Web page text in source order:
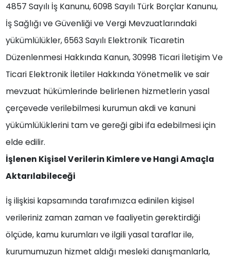
4857 Sayılı İş Kanunu, 6098 Sayılı Türk Borçlar Kanunu,
İş Sağlığı ve Güvenliği ve Vergi Mevzuatlarındaki
yükümlülükler, 6563 Sayılı Elektronik Ticaretin
Düzenlenmesi Hakkında Kanun, 30998 Ticari İletişim Ve
Ticari Elektronik İletiler Hakkında Yönetmelik ve sair
mevzuat hükümlerinde belirlenen hizmetlerin yasal
çerçevede verilebilmesi kurumun akdi ve kanuni
yükümlülüklerini tam ve gereği gibi ifa edebilmesi için
elde edilir.
İşlenen Kişisel Verilerin Kimlere ve Hangi Amaçla
Aktarılabileceği
İş ilişkisi kapsamında tarafımızca edinilen kişisel
verileriniz zaman zaman ve faaliyetin gerektirdiği
ölçüde, kamu kurumları ve ilgili yasal taraflar ile,
kurumumuzun hizmet aldığı mesleki danışmanlarla,